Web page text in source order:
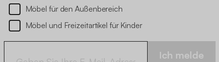
Möbel für den Außenbereich
Möbel und Freizeitartikel für Kinder
Ich melde